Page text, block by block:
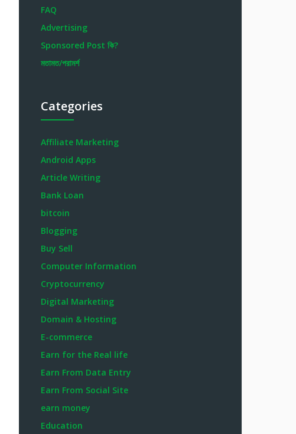
FAQ
Advertising
Sponsored Post কি?
মতামত/পরামর্শ
Categories
Affiliate Marketing
Android Apps
Article Writing
Bank Loan
bitcoin
Blogging
Buy Sell
Computer Information
Cryptocurrency
Digital Marketing
Domain & Hosting
E-commerce
Earn for the Real life
Earn From Data Entry
Earn From Social Site
earn money
Education